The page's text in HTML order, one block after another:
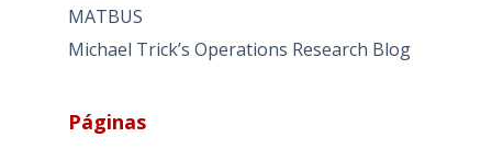
MATBUS
Michael Trick’s Operations Research Blog
Páginas